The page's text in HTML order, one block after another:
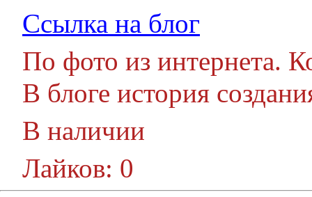
Ссылка на блог
По фото из интернета.
В блоге история
В наличии
Лайков: 0